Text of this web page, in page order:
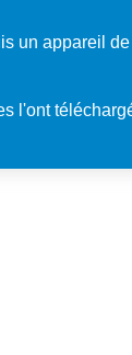
un appareil
l'ont